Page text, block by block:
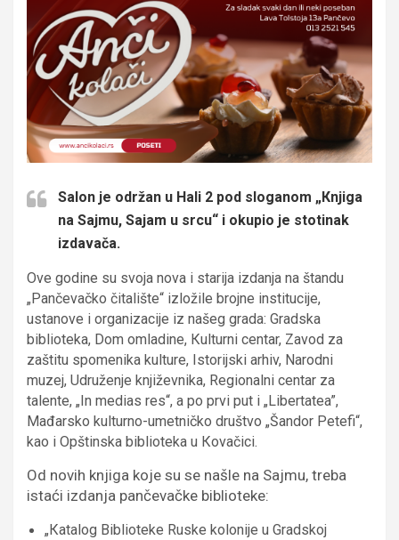
Salon je održan u Hali 2 pod sloganom „Кnjiga
na Sajmu, Sajam u srcu“ i okupio je stotinak
izdavača.
Ove godine su svoja nova i starija izdanja na štandu
„Pančevačko čitalište“ izložile brojne institucije,
ustanove i organizacije iz našeg grada: Gradska
biblioteka, Dom omladine, Кulturni centar, Zavod za
zaštitu spomenika kulture, Istorijski arhiv, Narodni
muzej, Udruženje književnika, Regionalni centar za
talente, „In medias res“, a po prvi put i „Libertatea”,
Mađarsko kulturno-umetničko društvo „Šandor Petefi“,
kao i Opštinska biblioteka u Кovačici.
Od novih knjiga koje su se našle na Sajmu, treba
istaći izdanja pančevačke biblioteke:
„Кatalog Biblioteke Ruske kolonije u Gradskoj